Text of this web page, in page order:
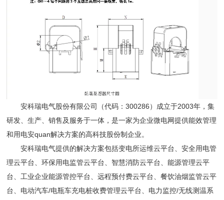
安科瑞电气股份有限公司（代码：300286）成立于2003年，集
研发、生产、销售及服务于一体，是一家为企业微电网提供能效管理
和用电安quan解决方案的高科技股份制企业。
安科瑞电气提供的解决方案包括变电所运维云平台、安全用电管
理云平台、环保用电监管云平台、智慧消防云平台、能源管理云平
台、工业企业能源管控平台、远程预付费云平台、餐饮油烟监管云平
台、电动汽车/电瓶车充电桩收费管理云平台、电力监控/无线测温系